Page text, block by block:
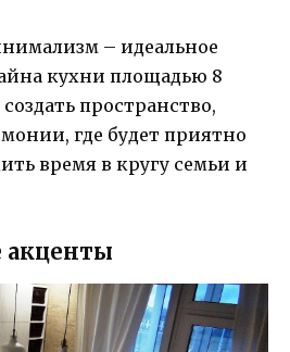
– идеальное
кухни площадью 8
пространство,
где будет приятно
время в кругу семьи и
акценты